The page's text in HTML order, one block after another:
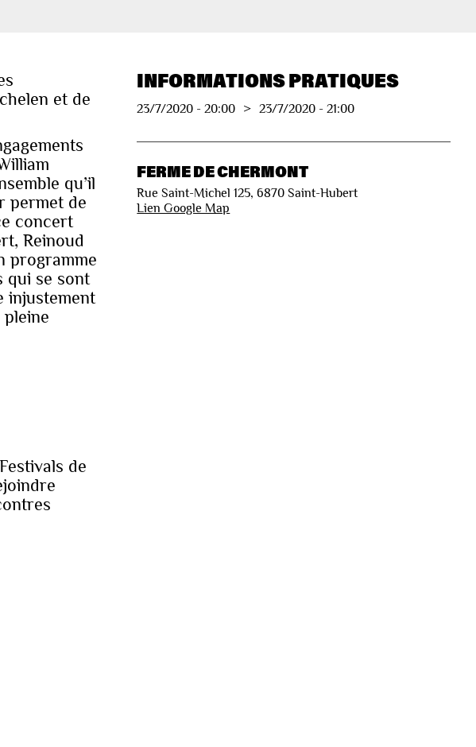
et de
qu’il
permet de
concert
Reinoud
programme
qui se sont
injustement
de
INFORMATIONS PRATIQUES
23/7/2020 -20:00 > 23/7/2020 -21:00
FERME DE CHERMONT
Rue Saint-Michel 125, 6870 Saint-Hubert
Lien Google Map